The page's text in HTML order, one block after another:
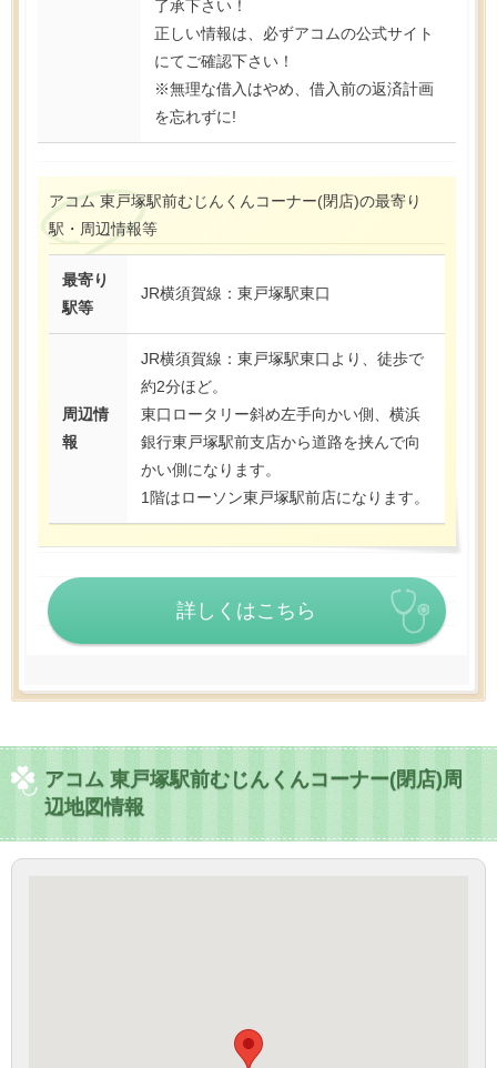
了承下さい！
正しい情報は、必ずアコムの公式サイト
にてご確認下さい！
※無理な借入はやめ、借入前の返済計画
を忘れずに!
アコム 東戸塚駅前むじんくんコーナー(閉店)の最寄り
駅・周辺情報等
最寄り
駅等
JR横須賀線：東戸塚駅東口
周辺情
報
JR横須賀線：東戸塚駅東口より、徒歩で
約2分ほど。
東口ロータリー斜め左手向かい側、横浜
銀行東戸塚駅前支店から道路を挟んで向
かい側になります。
1階はローソン東戸塚駅前店になります。
詳しくはこちら
アコム 東戸塚駅前むじんくんコーナー(閉店)周
辺地図情報